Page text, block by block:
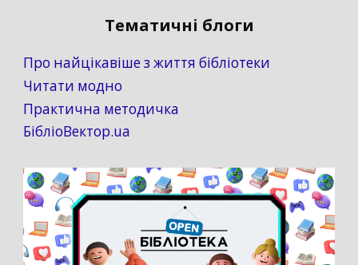
Тематичні блоги
Про найцікавіше з життя бібліотеки
Читати модно
Практична методичка
БібліоВектор.ua